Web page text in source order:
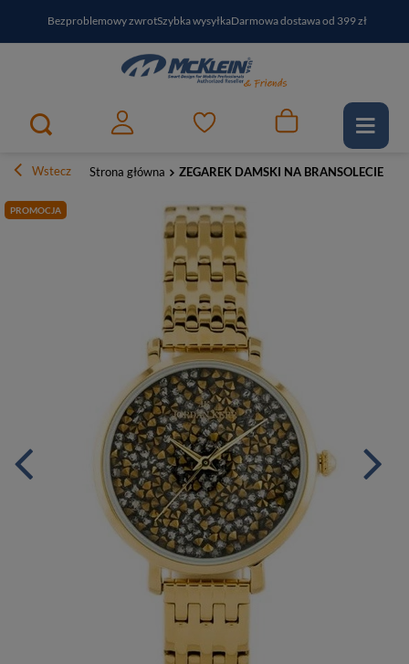
Bezproblemowy zwrotSzybka wysyłkaDarmowa dostawa od 399 zł
PayPo - kup i zapłać za30 dniZapisz się do newslettera i odbierz RABAT
Wstecz Strona główna ZEGAREK DAMSKI NA BRANSOLECIE
PROMOCJA